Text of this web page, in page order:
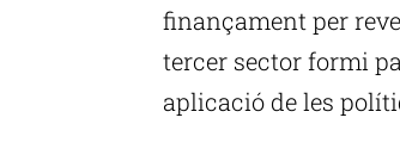
finançament per
tercer sector formi
aplicació de les